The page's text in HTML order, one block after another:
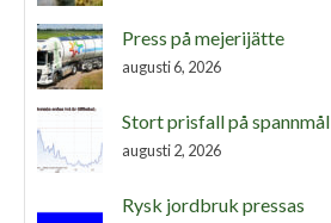
Press på mejerijätte
augusti 6, 2026
Stort prisfall på spannmål
augusti 2, 2026
Rysk jordbruk pressas